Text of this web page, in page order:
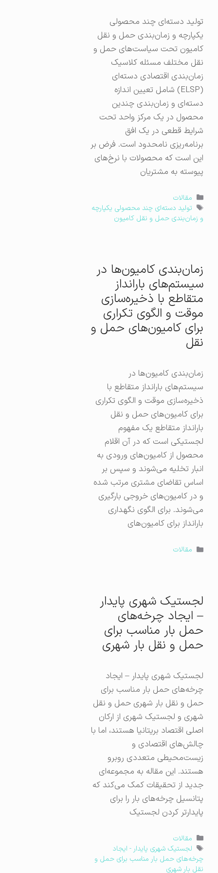
تولید دسته‌ای چند محصولی
یکپارچه و زمان‌بندی حمل و نقل
کامیون تحت سیاست‌های حمل و
نقل مختلف مسئله کلاسیک
زمان‌بندی اقتصادی دسته‌ای
(ELSP) شامل تعیین اندازه
دسته‌ای و زمان‌بندی چندین
محصول در یک مرکز واحد تحت
شرایط قطعی در یک افق
برنامه‌ریزی نامحدود است. فرض بر
این است که محصولات با نرخ‌های
پیوسته به مشتریان
دسته‌ها
مقالات
برچسب‌ها
تولید دسته‌ای چند محصولی یکپارچه
و زمان‌بندی حمل و نقل کامیون
زمان‌بندی کامیون‌ها در
سیستم‌های بارانداز
متقاطع با ذخیره‌سازی
موقت و الگوی تکراری
برای کامیون‌های حمل و
نقل
زمان‌بندی کامیون‌ها در
سیستم‌های بارانداز متقاطع با
ذخیره‌سازی موقت و الگوی تکراری
برای کامیون‌های حمل و نقل
بارانداز متقاطع یک مفهوم
لجستیکی است که در آن اقلام
محصول از کامیون‌های ورودی به
انبار تخلیه می‌شوند و سپس بر
اساس تقاضای مشتری مرتب شده
و در کامیون‌های خروجی بارگیری
می‌شوند. برای الگوی نگهداری
بارانداز برای کامیون‌های
دسته‌ها
مقالات
لجستیک شهری پایدار
– ایجاد چرخه‌های
حمل بار مناسب برای
حمل و نقل بار شهری
لجستیک شهری پایدار – ایجاد
چرخه‌های حمل بار مناسب برای
حمل و نقل بار شهری حمل و نقل
شهری و لجستیک شهری از ارکان
اصلی اقتصاد بریتانیا هستند، اما با
چالش‌های اقتصادی و
زیست‌محیطی متعددی روبرو
هستند. این مقاله به مجموعه‌ای
جدید از تحقیقات کمک می‌کند که
پتانسیل چرخه‌های بار را برای
پایدارتر کردن لجستیک
دسته‌ها
مقالات
برچسب‌ها
لجستیک شهری پایدار - ایجاد
چرخه‌های حمل بار مناسب برای حمل و
نقل بار شهری